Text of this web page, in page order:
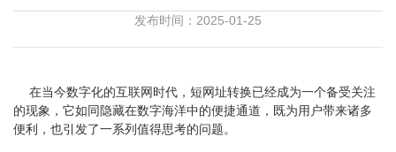
发布时间：2025-01-25
在当今数字化的互联网时代，短网址转换已经成为一个备受关注
的现象，它如同隐藏在数字海洋中的便捷通道，既为用户带来诸多
便利，也引发了一系列值得思考的问题。